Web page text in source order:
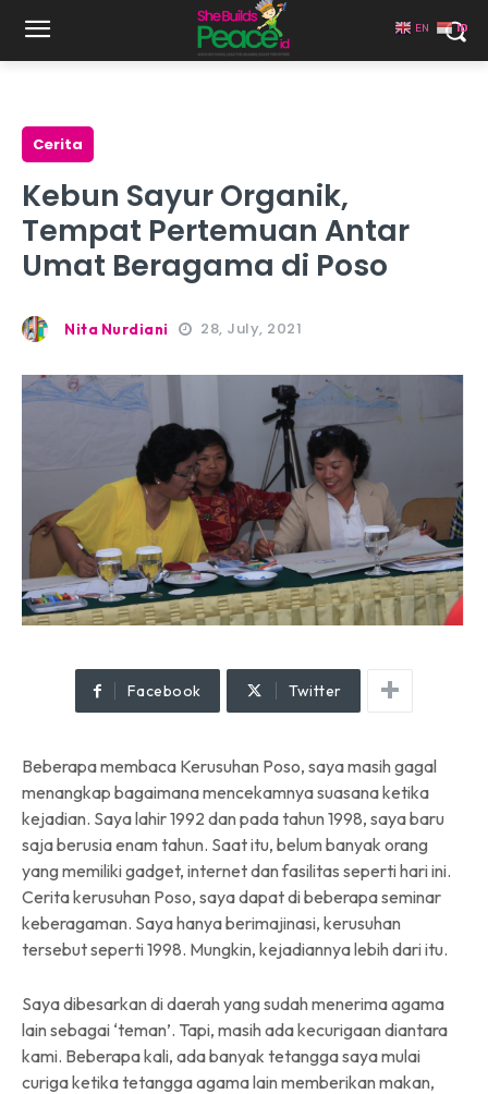
Cerita
Kebun Sayur Organik,
Tempat Pertemuan Antar
Umat Beragama di Poso
Nita Nurdiani 28, July, 2021
Facebook Twitter
Beberapa membaca Kerusuhan Poso, saya masih gagal
menangkap bagaimana mencekamnya suasana ketika
kejadian. Saya lahir 1992 dan pada tahun 1998, saya baru
saja berusia enam tahun. Saat itu, belum banyak orang
yang memiliki gadget, internet dan fasilitas seperti hari ini.
Cerita kerusuhan Poso, saya dapat di beberapa seminar
keberagaman. Saya hanya berimajinasi, kerusuhan
tersebut seperti 1998. Mungkin, kejadiannya lebih dari itu.
Saya dibesarkan di daerah yang sudah menerima agama
lain sebagai ‘teman’. Tapi, masih ada kecurigaan diantara
kami. Beberapa kali, ada banyak tetangga saya mulai
curiga ketika tetangga agama lain memberikan makan,
EN ID